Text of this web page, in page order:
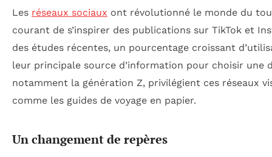
Les réseaux sociaux ont révolutionné le monde du
courant de s’inspirer des publications sur TikTok et
des études récentes, un pourcentage croissant
leur principale source d’information pour choisir une
notamment la génération Z, privilégient ces réseaux
comme les guides de voyage en papier.
Un changement de repères